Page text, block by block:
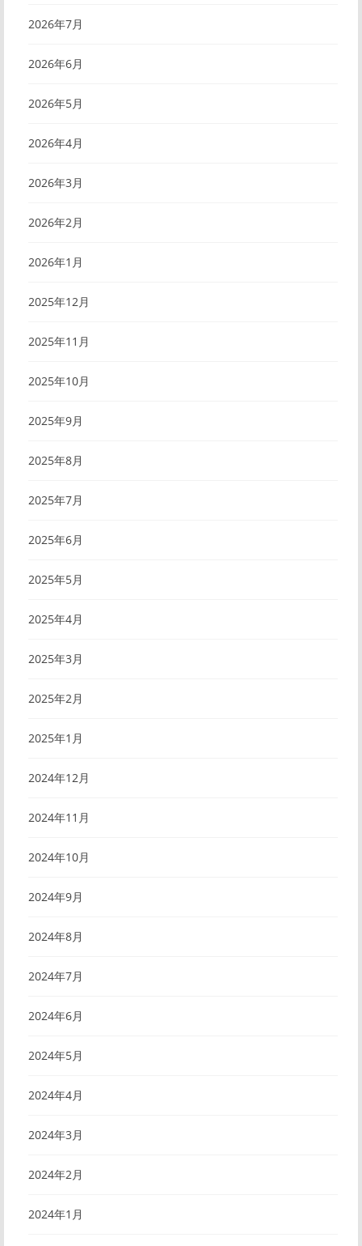
2026年7月
2026年6月
2026年5月
2026年4月
2026年3月
2026年2月
2026年1月
2025年12月
2025年11月
2025年10月
2025年9月
2025年8月
2025年7月
2025年6月
2025年5月
2025年4月
2025年3月
2025年2月
2025年1月
2024年12月
2024年11月
2024年10月
2024年9月
2024年8月
2024年7月
2024年6月
2024年5月
2024年4月
2024年3月
2024年2月
2024年1月